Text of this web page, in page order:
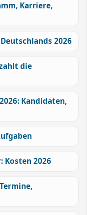
Karriere,
2026
die
Kandidaten,
Kosten 2026